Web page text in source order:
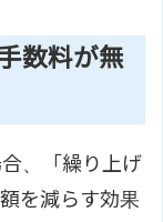
数料が無
、「繰り上げ
を減らす効果